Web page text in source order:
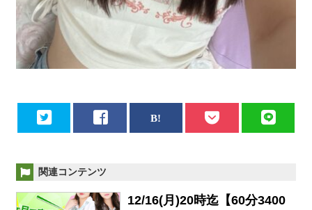
関連コンテンツ
12/16(月)20時迄【60分3400